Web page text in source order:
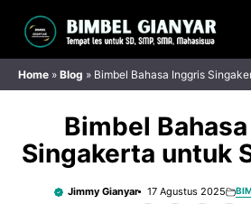
isi
Home » Blog » Bimbel Bahasa Inggris
Bimbel
Singakerta untuk
Jimmy Gianyar 17 Agustus 2025